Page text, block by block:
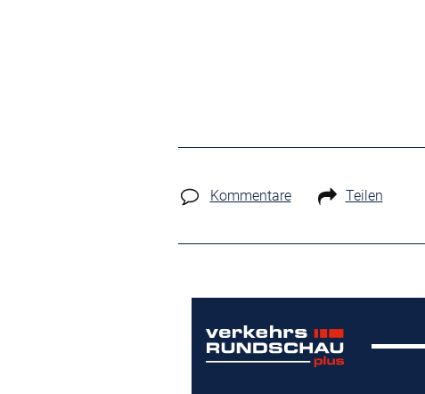
Kommentare Teilen